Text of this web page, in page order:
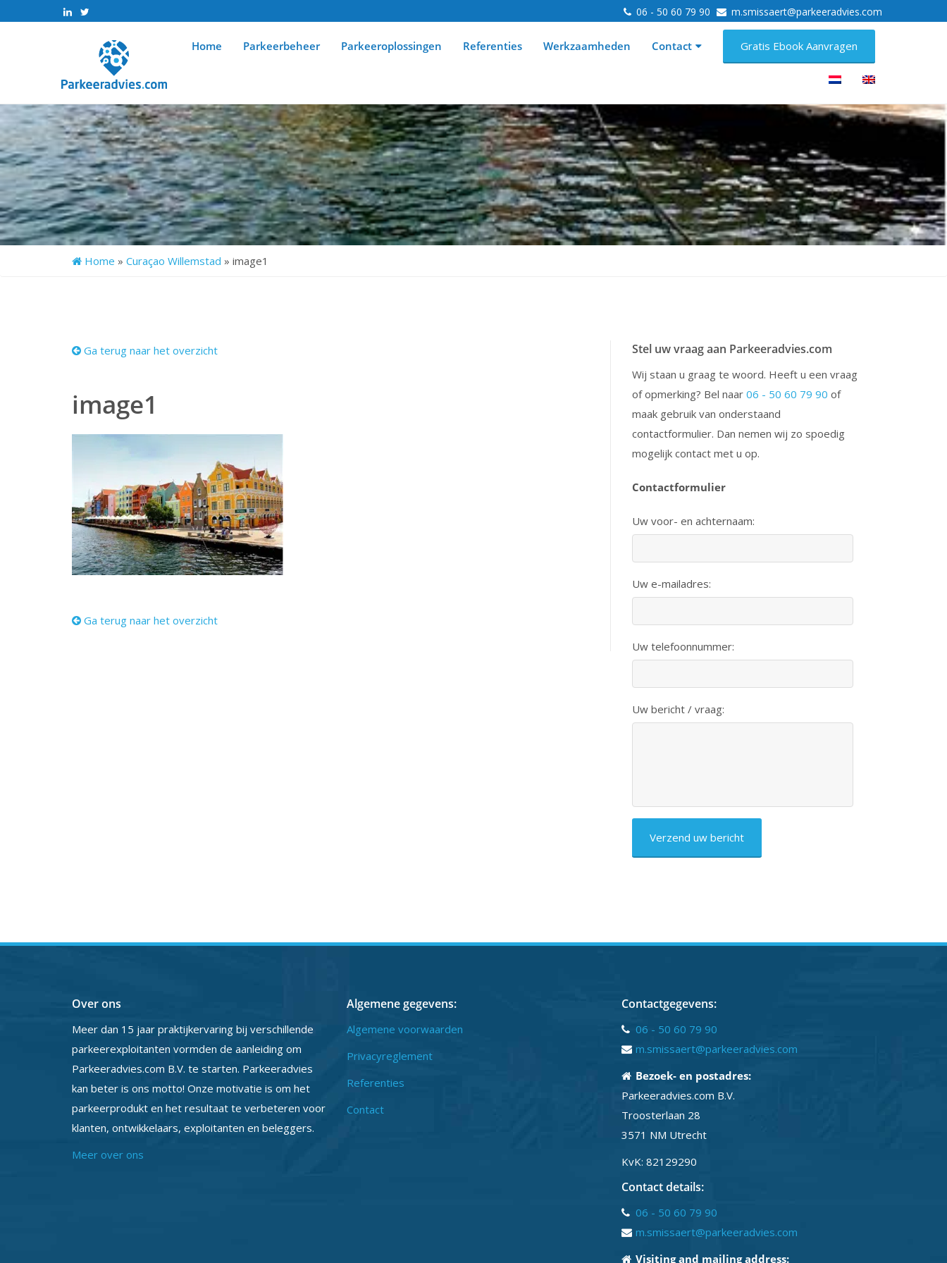
06 - 50 60 79 90 m.smissaert@parkeeradvies.com
Home Parkeerbeheer Parkeeroplossingen Referenties Werkzaamheden Contact Gratis Ebook Aanvragen
Home » Curaçao Willemstad » image1
Ga terug naar het overzicht
image1
Ga terug naar het overzicht
Stel uw vraag aan Parkeeradvies.com
Wij staan u graag te woord. Heeft u een vraag
of opmerking? Bel naar 06 - 50 60 79 90 of
maak gebruik van onderstaand
contactformulier. Dan nemen wij zo spoedig
mogelijk contact met u op.
Contactformulier
Uw voor- en achternaam:
Uw e-mailadres:
Uw telefoonnummer:
Uw bericht / vraag:
Over ons
Meer dan 15 jaar praktijkervaring bij verschillende
parkeerexploitanten vormden de aanleiding om
Parkeeradvies.com B.V. te starten. Parkeeradvies
kan beter is ons motto! Onze motivatie is om het
parkeerprodukt en het resultaat te verbeteren voor
klanten, ontwikkelaars, exploitanten en beleggers.
Meer over ons
Algemene gegevens:
Algemene voorwaarden
Privacyreglement
Referenties
Contact
Contactgegevens:
06 - 50 60 79 90
m.smissaert@parkeeradvies.com
Bezoek- en postadres:
Parkeeradvies.com B.V.
Troosterlaan 28
3571 NM Utrecht
KvK: 82129290
Contact details:
06 - 50 60 79 90
m.smissaert@parkeeradvies.com
Visiting and mailing address: